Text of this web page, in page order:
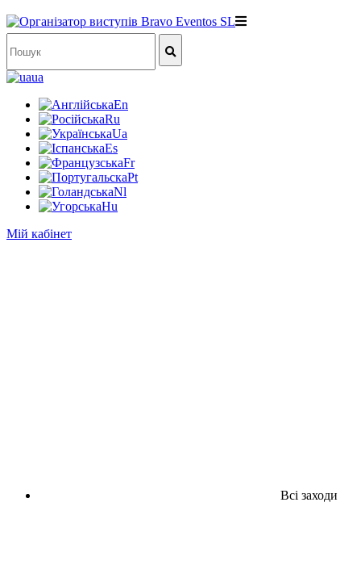
ua
En
Ru
Ua
Es
Fr
Pt
Nl
Hu
Мій кабінет
Всі заходи